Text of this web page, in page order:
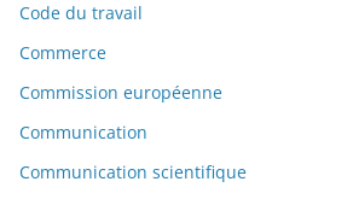
Code du travail
Commerce
Commission européenne
Communication
Communication scientifique